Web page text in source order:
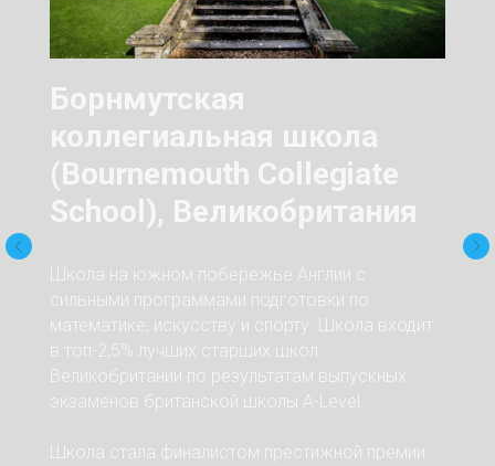
Борнмутская
коллегиальная школа
(Bournemouth Collegiate
School), Великобритания
Школа на южном побережье Англии с
сильными программами подготовки по
математике, искусству и спорту. Школа входит
в топ-2,5% лучших старших школ
Великобритании по результатам выпускных
экзаменов британской школы A-Level.
Школа стала финалистом престижной премии